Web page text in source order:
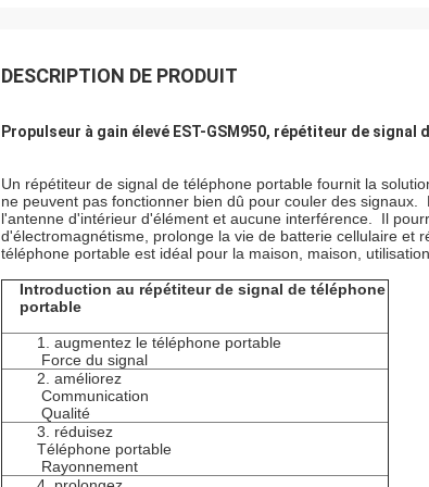
DESCRIPTION DE PRODUIT
Propulseur à gain élevé EST-GSM950, répétiteur de
Un répétiteur de signal de téléphone portable fournit la
ne peuvent pas fonctionner bien dû pour couler des
l'antenne d'intérieur d'élément et aucune interférence. Il
d'électromagnétisme, prolonge la vie de batterie cellulaire
téléphone portable est idéal pour la maison, maison,
Introduction au répétiteur de signal de téléphone
portable
1. augmentez le téléphone portable
Force du signal
2. améliorez
Communication
Qualité
3. réduisez
Téléphone portable
Rayonnement